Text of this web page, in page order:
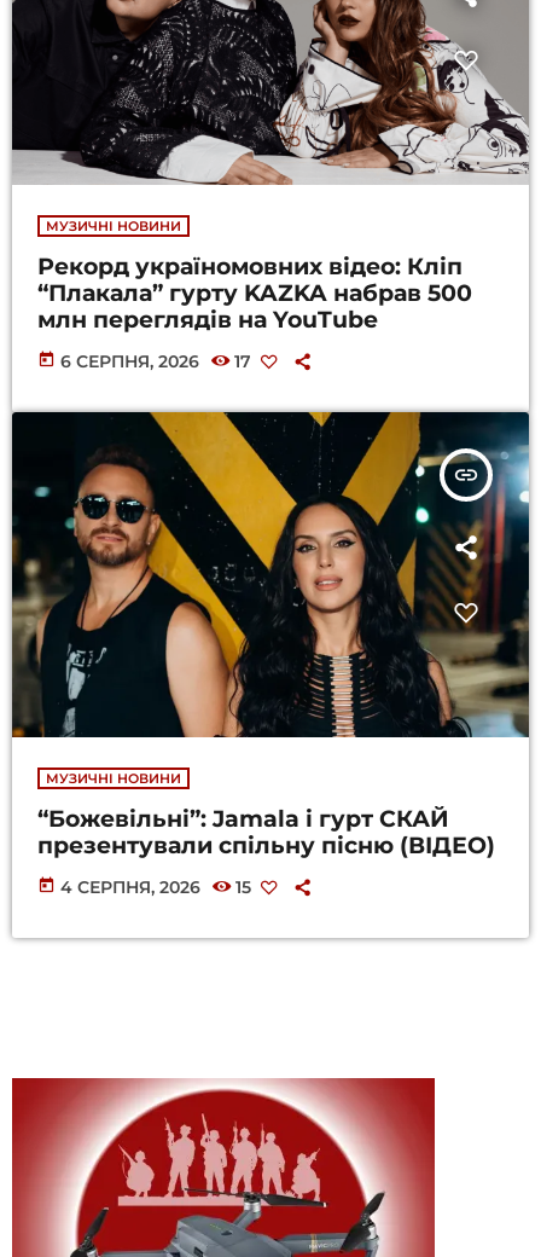
МУЗИЧНІ НОВИНИ
Рекорд україномовних відео: Кліп
“Плакала” гурту KAZKA набрав 500
млн переглядів на YouTube
today 6 СЕРПНЯ, 2026 17
insert_link
МУЗИЧНІ НОВИНИ
“Божевільні”: Jamala і гурт СКАЙ
презентували спільну пісню (ВІДЕО)
today 4 СЕРПНЯ, 2026 15